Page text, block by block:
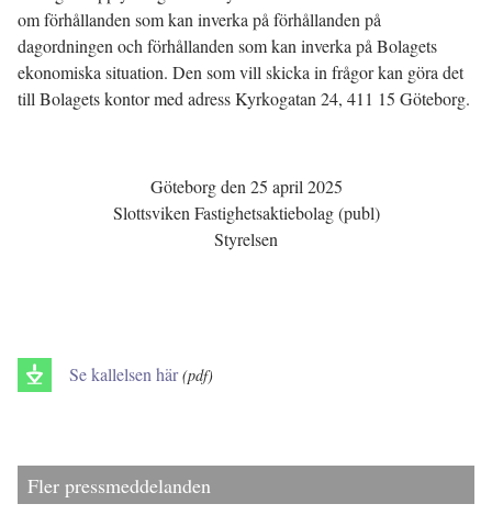
om förhållanden som kan inverka på förhållanden på
dagordningen och förhållanden som kan inverka på Bolagets
ekonomiska situation. Den som vill skicka in frågor kan göra det
till Bolagets kontor med adress Kyrkogatan 24, 411 15 Göteborg.
Göteborg den 25 april 2025
Slottsviken Fastighetsaktiebolag (publ)
Styrelsen
Se kallelsen här (pdf)
Fler pressmeddelanden